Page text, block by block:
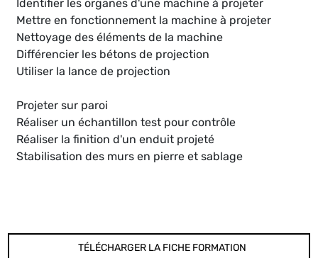
Identifier les organes d'une machine à projeter
Mettre en fonctionnement la machine à projeter
Nettoyage des éléments de la machine
Différencier les bétons de projection
Utiliser la lance de projection
Projeter sur paroi
Réaliser un échantillon test pour contrôle
Réaliser la finition d'un enduit projeté
Stabilisation des murs en pierre et sablage
TÉLÉCHARGER LA FICHE FORMATION